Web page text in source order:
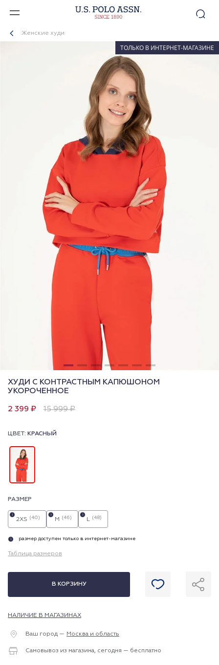
Женские худи
ТОЛЬКО В ИНТЕРНЕТ-МАГАЗИНЕ
ХУДИ С КОНТРАСТНЫМ КАПЮШОНОМ
УКОРОЧЕННОЕ
2 399 ₽ 15 999 ₽
ЦВЕТ: КРАСНЫЙ
РАЗМЕР
2XS (40)
i
M (46)
i
L (48)
i
i размер доступен только в интернет-магазине
Таблица размеров
В КОРЗИНУ
НАЛИЧИЕ В МАГАЗИНАХ
Ваш город — Москва и область
Самовывоз из магазина, сегодня — бесплатно